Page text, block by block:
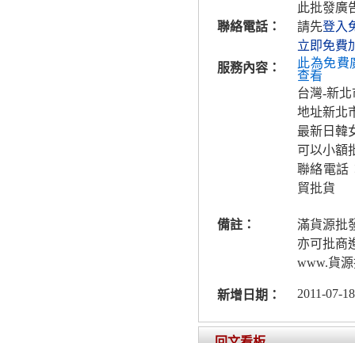
聯絡電話：
此批發廣
請先登入
立即免費
服務內容：
此為免費
查看
台灣-新北
地址新北
最新日韓
可以小額
聯絡電話
貿批貨
備註：
滿貨源批
亦可批商
www.貨
新增日期： 2011-07-